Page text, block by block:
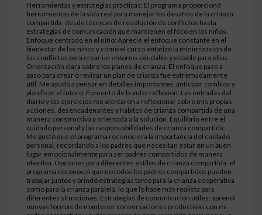
Herramientas y estrategias prácticas: El programa proporcionó
herramientas de la vida real para manejar los desafíos de la crianza
compartida, desde técnicas de resolución de conflictos hasta
estrategias de comunicación que mantienen el foco en los niños.
Enfoque centrado en el niño: Aprecié el enfoque constante en el
bienestar de los niños y cómo el curso enfatizó la minimización de
los conflictos para crear un entorno saludable y estable para ellos.
Orientación clara sobre los planes de crianza: El enfoque paso a
paso para crear o revisar un plan de crianza fue extremadamente
útil. Me ayudó a pensar en detalles importantes, anticipar cambios y
planificar el futuro. Fomento de la autorreflexión: Las entradas del
diario y los ejercicios me alentaron a reflexionar sobre mis propias
acciones, desencadenantes y hábitos de crianza compartida de una
manera constructiva y orientada a la solución. Equilibrio entre el
cuidado personal y las responsabilidades de crianza compartida:
Me gustó que el programa reconociera la importancia del cuidado
personal, recordando a los padres que necesitan estar en un buen
lugar emocionalmente para ser padres compartidos de manera
efectiva. Opciones para diferentes estilos de crianza compartida: el
programa reconoció que no todos los padres compartidos pueden
trabajar juntos y brindó estrategias tanto para la crianza cooperativa
como para la crianza paralela, lo que lo hace más realista para
diferentes situaciones. Estrategias de comunicación útiles: aprendí
nuevas formas de mantener conversaciones productivas con mi